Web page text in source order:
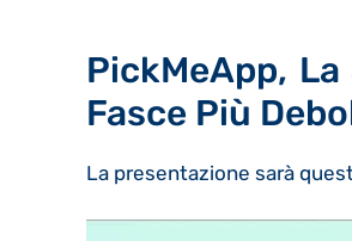
PickMeApp,
Fasce Più
La presentazione sarà